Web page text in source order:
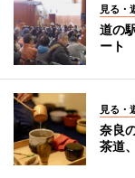
見る・
道の
ート
見る・
奈良
茶道